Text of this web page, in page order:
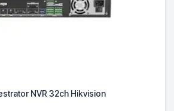
NVR 32ch Hikvision